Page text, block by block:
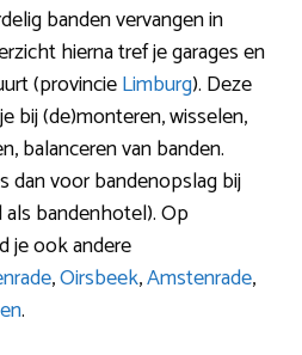
banden vervangen in
hierna tref je garages en
(provincieLimburg). Deze
bij (de)monteren, wisselen,
balanceren van banden.
dan voor bandenopslag bij
bandenhotel). Op
je ook andere
,Oirsbeek,Amstenrade,
.